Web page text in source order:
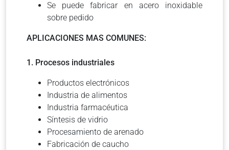
Se puede fabricar en acero inoxidable
sobre pedido
APLICACIONES MAS COMUNES:
1. Procesos industriales
Productos electrónicos
Industria de alimentos
Industria farmacéutica
Síntesis de vidrio
Procesamiento de arenado
Fabricación de caucho